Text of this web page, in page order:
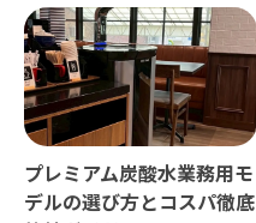
プレミアム炭酸水業務用モ
デルの選び方とコスパ徹底